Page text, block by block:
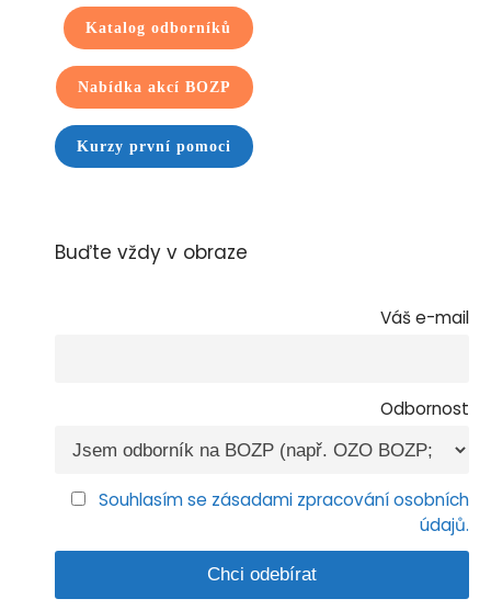
Katalog odborníků
Nabídka akcí BOZP
Kurzy první pomoci
Buďte vždy v obraze
Váš e-mail
Odbornost
Souhlasím se zásadami zpracování osobních
údajů.